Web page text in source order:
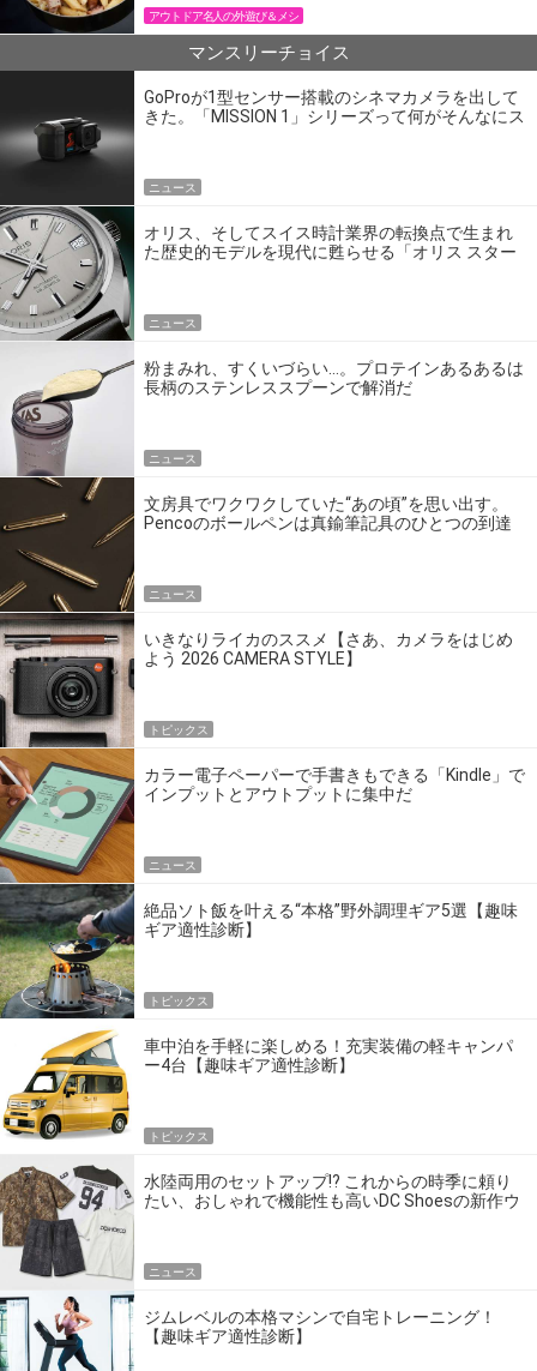
アウトドア名人の外遊び＆メシ
マンスリーチョイス
GoProが1型センサー搭載のシネマカメラを出して
きた。「MISSION 1」シリーズって何がそんなにス
ニュース
オリス、そしてスイス時計業界の転換点で生まれ
た歴史的モデルを現代に甦らせる「オリス スター
ニュース
粉まみれ、すくいづらい…。プロテインあるあるは
長柄のステンレススプーンで解消だ
ニュース
文房具でワクワクしていた“あの頃”を思い出す。
Pencoのボールペンは真鍮筆記具のひとつの到達
ニュース
いきなりライカのススメ【さあ、カメラをはじめ
よう 2026 CAMERA STYLE】
トピックス
カラー電子ペーパーで手書きもできる「Kindle」で
インプットとアウトプットに集中だ
ニュース
絶品ソト飯を叶える“本格”野外調理ギア5選【趣味
ギア適性診断】
トピックス
車中泊を手軽に楽しめる！充実装備の軽キャンパ
ー4台【趣味ギア適性診断】
トピックス
水陸両用のセットアップ!? これからの時季に頼り
たい、おしゃれで機能性も高いDC Shoesの新作ウ
ニュース
ジムレベルの本格マシンで自宅トレーニング！
【趣味ギア適性診断】